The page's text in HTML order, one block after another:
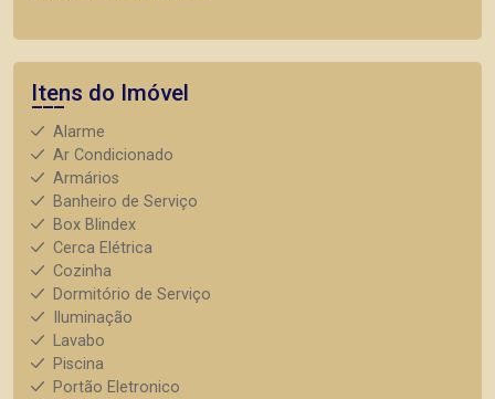
Itens do Imóvel
Alarme
Ar Condicionado
Armários
Banheiro de Serviço
Box Blindex
Cerca Elétrica
Cozinha
Dormitório de Serviço
Iluminação
Lavabo
Piscina
Portão Eletronico